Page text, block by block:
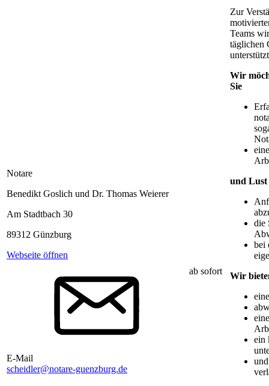
Notare
Benedikt Goslich und Dr. Thomas Weierer
Am Stadtbach 30
89312 Günzburg
Webseite öffnen
E-Mail
scheidler@notare-guenzburg.de
ab sofort
Zur
Teams
täglichen
Wir
Sie
und Lust
die
bei
Wir
ein